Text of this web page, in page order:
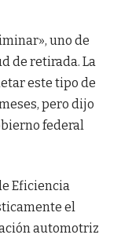
uno de
de retirada. La
este tipo de
pero dijo
federal
Eficiencia
el
automotriz